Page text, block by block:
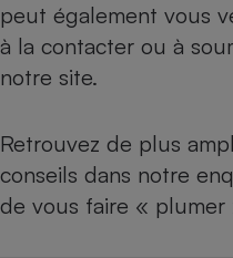
peut également vous
à la contacter ou à
notre site.
Retrouvez de plus
conseils dans notre
de vous faire « plumer